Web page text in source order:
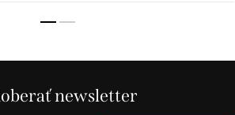
newsletter